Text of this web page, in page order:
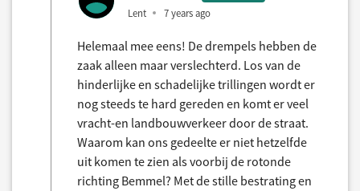
Lent 7 years ago
Helemaal mee eens! De drempels hebben de
zaak alleen maar verslechterd. Los van de
hinderlijke en schadelijke trillingen wordt er
nog steeds te hard gereden en komt er veel
vracht-en landbouwverkeer door de straat.
Waarom kan ons gedeelte er niet hetzelfde
uit komen te zien als voorbij de rotonde
richting Bemmel? Met de stille bestrating en